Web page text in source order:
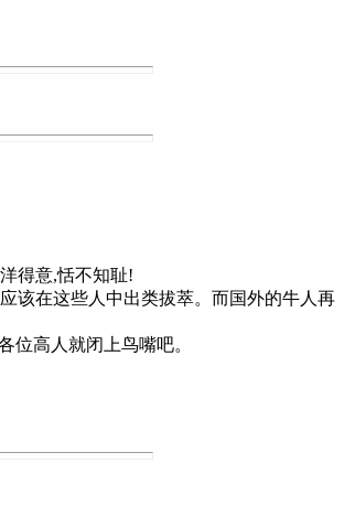
得意,恬不知耻!
该在这些人中出类拔萃。而国外的牛人再
位高人就闭上鸟嘴吧。